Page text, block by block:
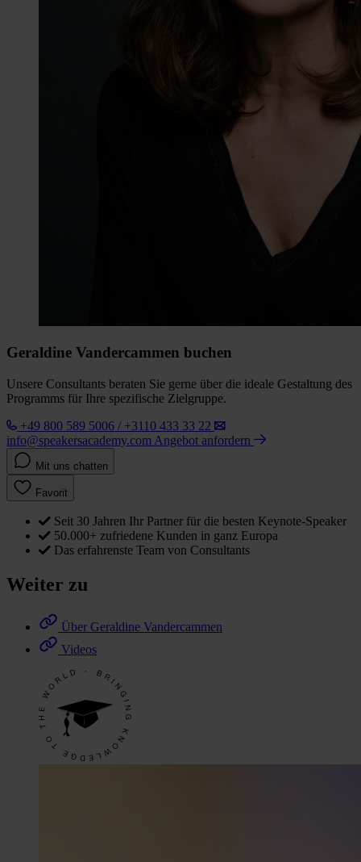
Geraldine Vandercammen buchen
Unsere Consultants beraten Sie gerne über die ideale Gestaltung des
Programms für Ihre spezifische Zielgruppe.
+49 800 589 5006 / +3110 433 33 22
info@speakersacademy.com Angebot anfordern
Mit uns chatten
Favorit
Seit 30 Jahren Ihr Partner für die besten Keynote-Speaker
50.000+ zufriedene Kunden in ganz Europa
Das erfahrenste Team von Consultants
Weiter zu
Über Geraldine Vandercammen
Videos